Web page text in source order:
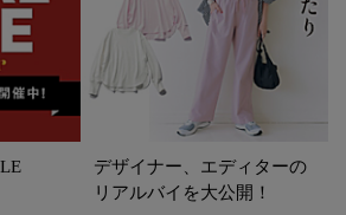
デザイナー、エディターの
リアルバイを大公開！